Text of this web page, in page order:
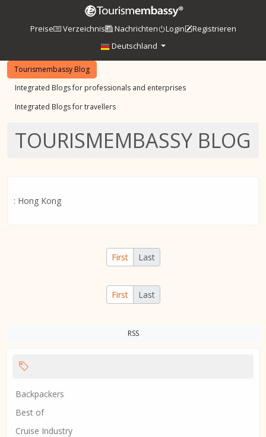
Preise Verzeichnis Nachrichten Login
Registrieren
Deutschland
Tourismembassy Blog
Integrated Blogs for professionals and enterprises
Integrated Blogs for travellers
TOURISMEMBASSY BLOG
: Hong Kong
First Last
First Last
RSS
Backpackers
Best of
Cruise Industry